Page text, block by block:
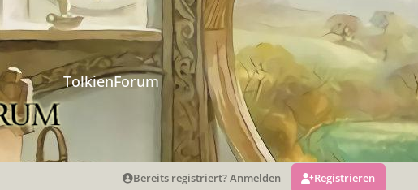
TolkienForum
Bereits registriert? Anmelden Registrieren